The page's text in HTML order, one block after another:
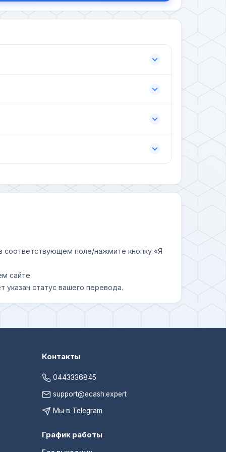
соответствующем поле/нажмите кнопку «Я
сайте.
указан статус вашего перевода.
Контакты
0443336845
support@ecash.expert
Мы в Telegram
График работы